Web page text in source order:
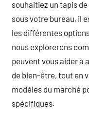
souhaitiez un tapis
sous votre bureau, il
les différentes
nous explorerons
peuvent vous aider à
de bien-être, tout en
modèles du marché
spécifiques.